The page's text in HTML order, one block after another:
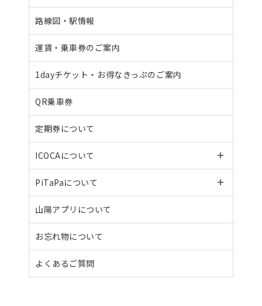
路線図・駅情報
運賃・乗車券のご案内
1dayチケット・ お得なきっぷのご案内
QR乗車券
定期券について
ICOCAについて
PiTaPaについて
山陽アプリについて
お忘れ物について
よくあるご質問